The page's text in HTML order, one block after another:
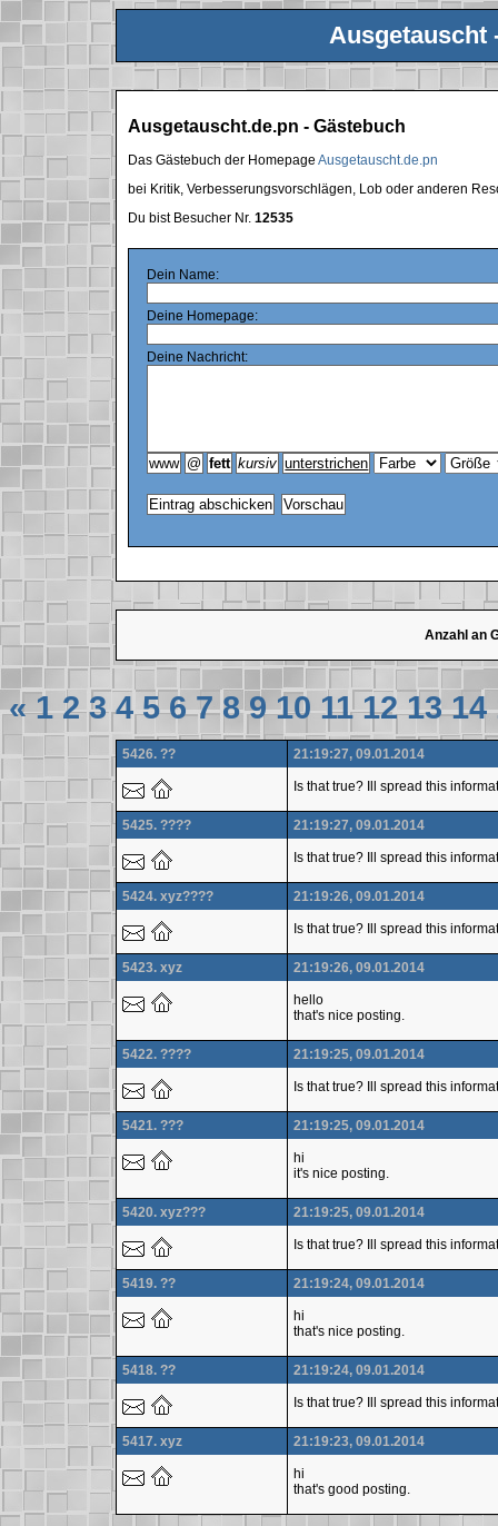
Ausgetauscht
Ausgetauscht.de.pn - Gästebuch
Das Gästebuch der HomepageAusgetauscht.de.pn
bei Kritik, Verbesserungsvorschlägen, Lob oder anderen
Du bist Besucher Nr.12535
Dein Name:
Deine Homepage:
Deine Nachricht:
Anzahl an
« 1 2 3 4 5 6 7 8 9 10 11 12 13 14
5426. ?? 21:19:27, 09.01.2014
Is that true? Ill spread this
5425. ???? 21:19:27, 09.01.2014
Is that true? Ill spread this
5424. xyz???? 21:19:26, 09.01.2014
Is that true? Ill spread this
5423. xyz 21:19:26, 09.01.2014
hello
that's nice posting.
5422. ???? 21:19:25, 09.01.2014
Is that true? Ill spread this
5421. ??? 21:19:25, 09.01.2014
hi
it's nice posting.
5420. xyz??? 21:19:25, 09.01.2014
Is that true? Ill spread this
5419. ?? 21:19:24, 09.01.2014
hi
that's nice posting.
5418. ?? 21:19:24, 09.01.2014
Is that true? Ill spread this
5417. xyz 21:19:23, 09.01.2014
hi
that's good posting.